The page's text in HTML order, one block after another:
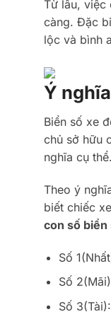
Từ lâu, việc
càng. Đặc
lộc và bình
Ý
Biển số xe
chủ sở hữu
nghĩa cụ thể.
Theo ý
biết chiếc
con số biển
Số
Số
Số